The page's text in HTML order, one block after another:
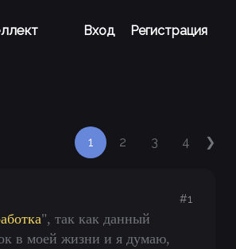
Вход Регистрация
1 2 3 4 ❯
#1
", так как данный
в моей жизни и я думаю,